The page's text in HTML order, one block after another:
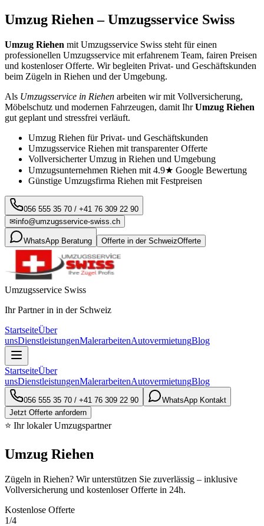
Umzug Riehen – Umzugsservice Swiss
Umzug Riehen mit Umzugsservice Swiss steht für einen
professionellen Umzugsservice mit erfahrenem Team, fairen Preisen
und kostenloser Offerte. Wir begleiten Privat- und Geschäftskunden
beim Zügeln in Riehen und der Umgebung.
Als Umzugsservice in Riehen arbeiten wir mit Vollversicherung,
Möbelschutz und modernen Fahrzeugen, damit IhrUmzug Riehen
gut geplant und stressfrei verläuft.
Umzug Riehen für Privat- und Geschäftskunden
Umzugsservice Riehen mit transparenter Offerte
Vollversicherter Umzug in Riehen und Umgebung
Umzugsunternehmen Riehen mit 4.9★ Google Bewertung
Günstige Umzugsfirma Riehen mit Festpreisen
056 555 35 70 / +41 76 309 22 90
✉info@umzugsservice-swiss.ch
WhatsApp Beratung Offerte in der SchweizOfferte
Umzugsservice Swiss
Ihr Partner in in der Schweiz
StartseiteÜber
unsDienstleistungenMalerarbeitenAutovermietungBlog
StartseiteÜber
unsDienstleistungenMalerarbeitenAutovermietungBlog
056 555 35 70 / +41 76 309 22 90
WhatsApp Kontakt
Jetzt Offerte anfordern
⭐ Ihr lokaler Umzugspartner
Umzug Riehen
Zügeln in Riehen? Wir unterstützen Sie zuverlässig – inklusive
Vollversicherung und kostenloser Offerte in 24h.
Kostenlose Offerte
1/4